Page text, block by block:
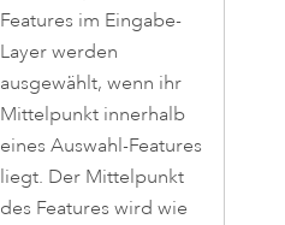
Features im Eingabe-
Layer werden
ausgewählt, wenn ihr
Mittelpunkt innerhalb
eines Auswahl-Features
liegt. Der Mittelpunkt
des Features wird wie